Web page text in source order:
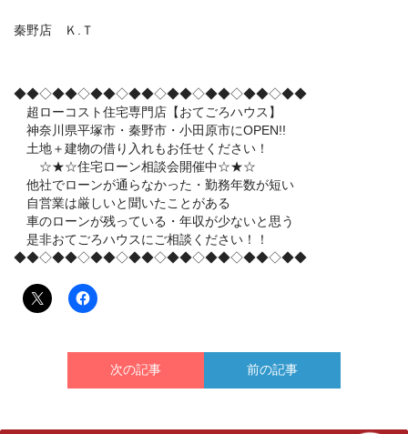
秦野店 Ｋ.Ｔ
◆◆◇◆◆◇◆◆◇◆◆◇◆◆◇◆◆◇◆◆◇◆◆
超ローコスト住宅専門店【おてごろハウス】
神奈川県平塚市・秦野市・小田原市にOPEN!!
土地＋建物の借り入れもお任せください！
☆★☆住宅ローン相談会開催中☆★☆
他社でローンが通らなかった・勤務年数が短い
自営業は厳しいと聞いたことがある
車のローンが残っている・年収が少ないと思う
是非おてごろハウスにご相談ください！！
◆◆◇◆◆◇◆◆◇◆◆◇◆◆◇◆◆◇◆◆◇◆◆
次の記事 前の記事